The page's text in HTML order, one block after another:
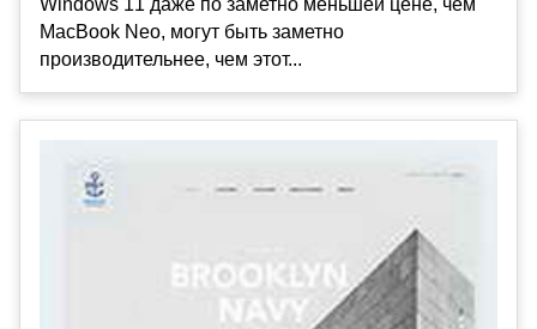
MacBook Neo, могут быть заметно
производительнее, чем этот...